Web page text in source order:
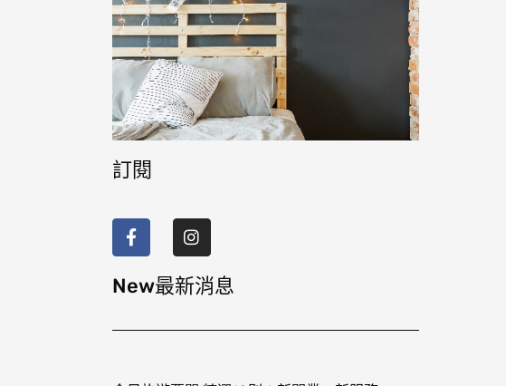
訂閱
a
c
e
b
o
k
n
s
t
a
g
a
New最新消息